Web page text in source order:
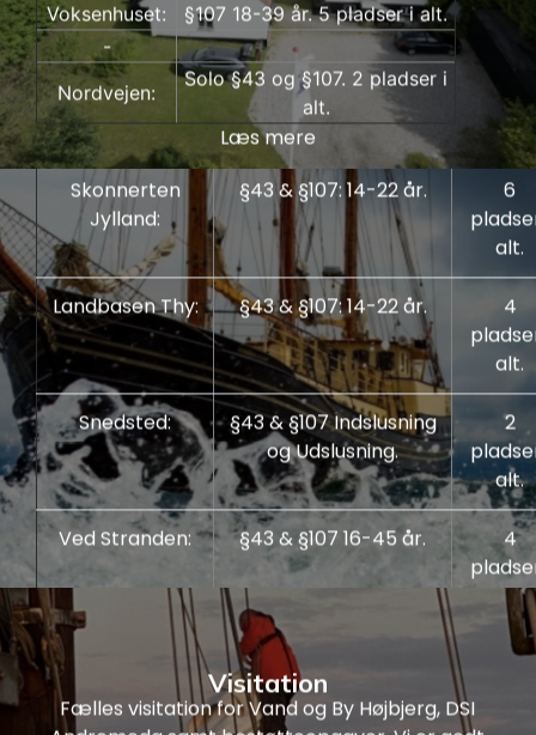
Voksenhuset:
§107 18-39 år. 5 pladser i alt.
-
Nordvejen:
Solo §43 og §107. 2 pladser i
alt.
Læs mere
DSI Andromeda
Børne og ungehjem, §43, barnets lov og et
midlertidigt botilbud, §107, Serviceloven.
§85 bostøtte i eget hjem.
Skonnerten
Jylland:
§43 & §107: 14-22 år.
6
alt.
Landbasen Thy: §43 & §107: 14-22 år.
4
alt.
Snedsted:
§43 & §107 Indslusning
og Udslusning.
2
alt.
Ved Stranden: §43 & §107 16-45 år.
4
alt.
Læs mere
Visitation
Fælles visitation for Vand og By Højbjerg, DSI